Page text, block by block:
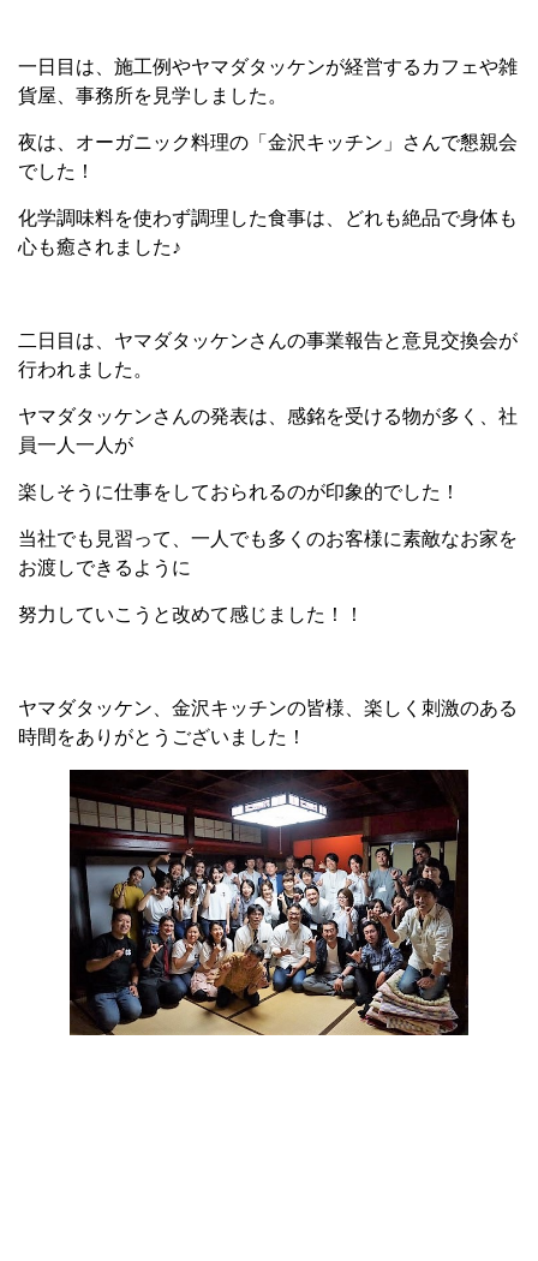
一日目は、施工例やヤマダタッケンが経営するカフェや雑
貨屋、事務所を見学しました。
夜は、オーガニック料理の「金沢キッチン」さんで懇親会
でした！
化学調味料を使わず調理した食事は、どれも絶品で身体も
心も癒されました♪
二日目は、ヤマダタッケンさんの事業報告と意見交換会が
行われました。
ヤマダタッケンさんの発表は、感銘を受ける物が多く、社
員一人一人が
楽しそうに仕事をしておられるのが印象的でした！
当社でも見習って、一人でも多くのお客様に素敵なお家を
お渡しできるように
努力していこうと改めて感じました！！
ヤマダタッケン、金沢キッチンの皆様、楽しく刺激のある
時間をありがとうございました！